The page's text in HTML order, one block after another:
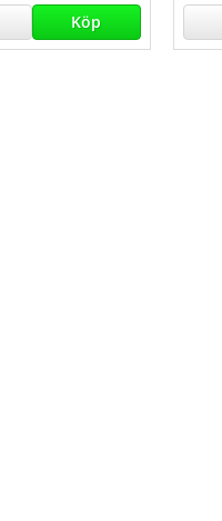
Köp